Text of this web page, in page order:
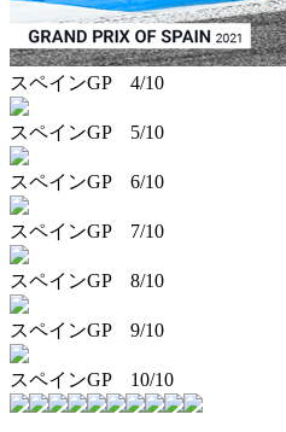
スペインGP 4/10
スペインGP 5/10
スペインGP 6/10
スペインGP 7/10
スペインGP 8/10
スペインGP 9/10
スペインGP 10/10